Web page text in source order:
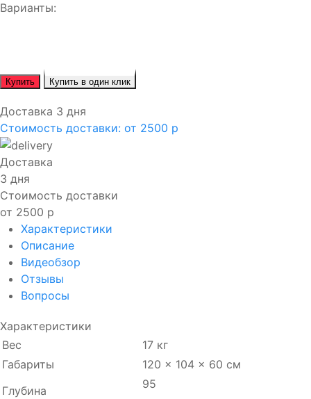
Варианты:
Купить Купить в один клик
Доставка 3 дня
Стоимость доставки: от 2500 р
Доставка
3 дня
Стоимость доставки
от 2500 р
Характеристики
Описание
Видеобзор
Отзывы
Вопросы
Характеристики
Вес
17 кг
Габариты
120 × 104 × 60 см
Глубина
95